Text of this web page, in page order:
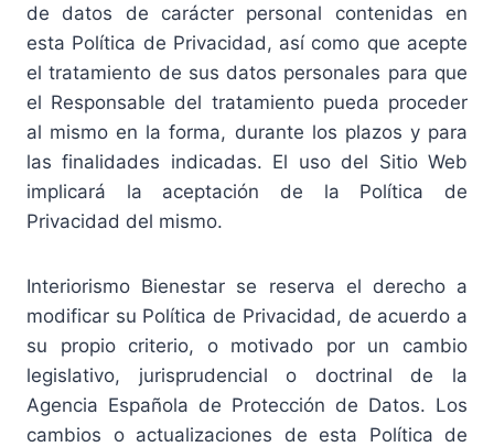
de datos de carácter personal contenidas en
esta Política de Privacidad, así como que acepte
el tratamiento de sus datos personales para que
el Responsable del tratamiento pueda proceder
al mismo en la forma, durante los plazos y para
las finalidades indicadas. El uso del Sitio Web
implicará la aceptación de la Política de
Privacidad del mismo.
Interiorismo Bienestar se reserva el derecho a
modificar su Política de Privacidad, de acuerdo a
su propio criterio, o motivado por un cambio
legislativo, jurisprudencial o doctrinal de la
Agencia Española de Protección de Datos. Los
cambios o actualizaciones de esta Política de